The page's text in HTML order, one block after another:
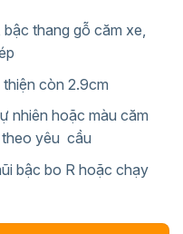
thang gỗ căm xe,
còn 2.9cm
nhiên hoặc màu căm
theo yêu cầu
bậc bo R hoặc chạy